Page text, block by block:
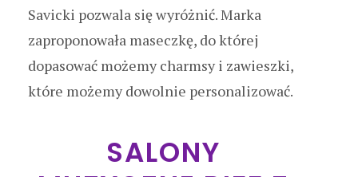
Savicki pozwala się wyróżnić. Marka
zaproponowała maseczkę, do której
dopasować możemy charmsy i zawieszki,
które możemy dowolnie personalizować.
SALONY